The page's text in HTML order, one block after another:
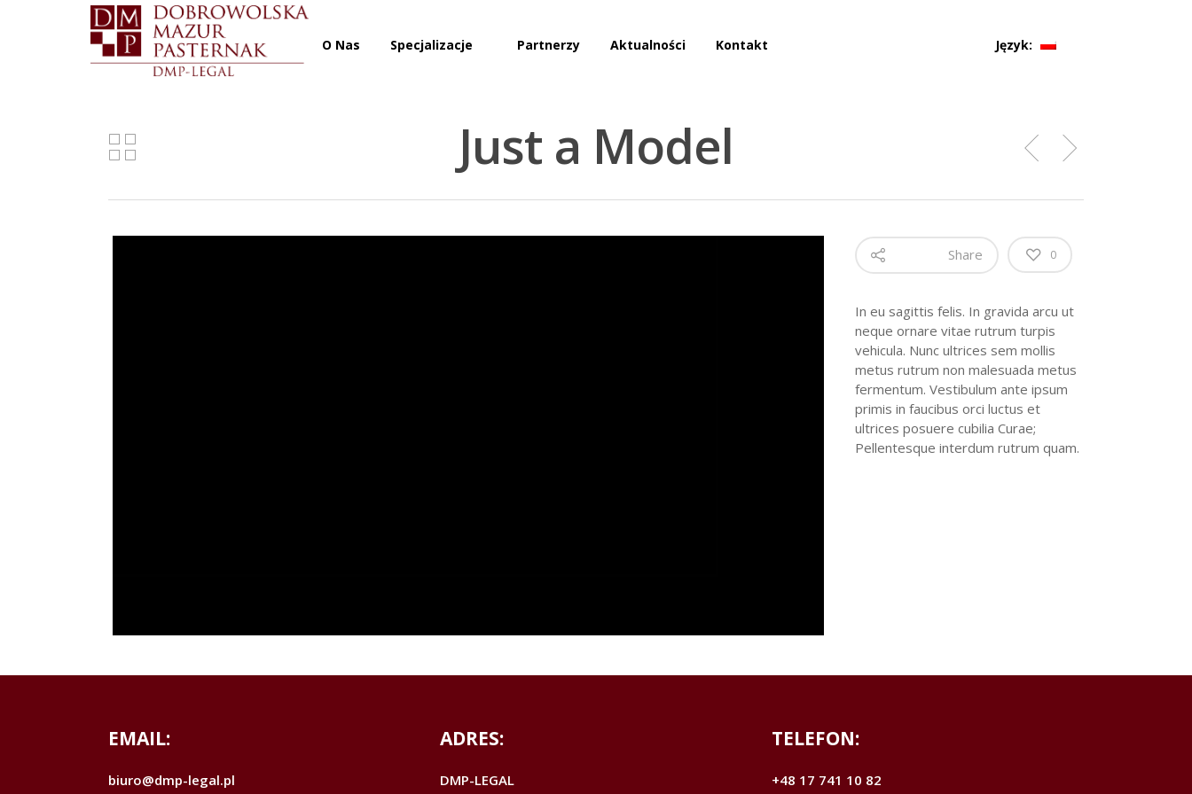
O Nas Specjalizacje Partnerzy Aktualności Kontakt Język:
Just a Model
Share 0
In eu sagittis felis. In gravida arcu ut
neque ornare vitae rutrum turpis
vehicula. Nunc ultrices sem mollis
metus rutrum non malesuada metus
fermentum. Vestibulum ante ipsum
primis in faucibus orci luctus et
ultrices posuere cubilia Curae;
Pellentesque interdum rutrum quam.
EMAIL:
biuro@dmp-legal.pl
ADRES:
DMP-LEGAL
TELEFON:
+48 17 741 10 82